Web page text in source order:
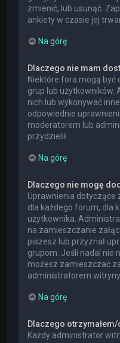
zmienić, lub usunąć.
ankiety w czasie jej
Na górę
Dlaczego nie mam
Niektóre fora mogą być
grup lub użytkowników.
nich lub wykonywać
odpowiednie
moderatorem lub
przydzielił.
Na górę
Dlaczego nie mogę
Uprawnienia dotyczące
dla każdego forum, dla
użytkownika.
na zamieszczanie
piszesz lub przyznał
grupom. Jeśli nadal nie
możesz zamieszczać
administratorem witryny.
Na górę
Dlaczego
Każdy administrator